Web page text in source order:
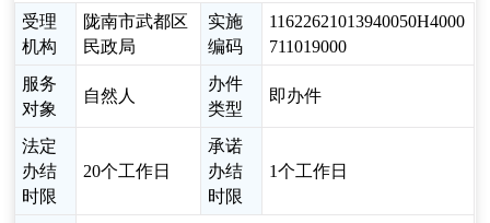
受理
机构
陇南市武都区
民政局
实施
编码
11622621013940050H4000
711019000
服务
对象
自然人
办件
类型
即办件
法定
办结
时限
20个工作日
承诺
办结
时限
1个工作日